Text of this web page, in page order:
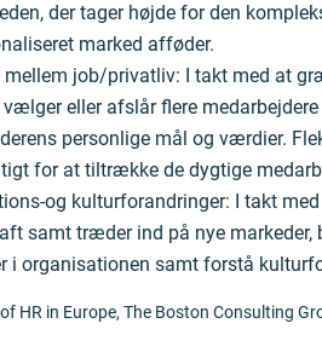
der tager højde for den
marked afføder.
mellem job/privatliv: I takt med at
eller afslår flere
personlige mål og værdier.
for at tiltrække de dygtige
og kulturforandringer: I takt
samt træder ind på nye
i organisationen samt forstå
HR in Europe, The Boston Consulting